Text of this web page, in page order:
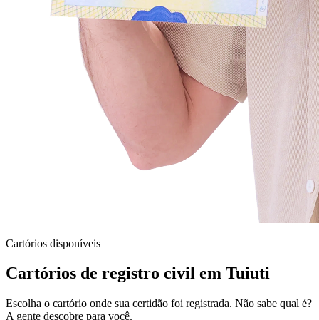
Cartórios disponíveis
Cartórios de registro civil em Tuiuti
Escolha o cartório onde sua certidão foi registrada. Não sabe qual é?
A gente descobre para você.